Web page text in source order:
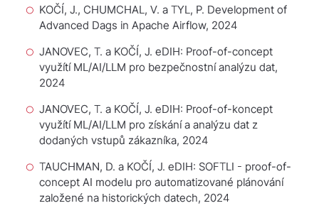
KOČÍ, J., CHUMCHAL, V. a TYL, P. Development of
Advanced Dags in Apache Airflow, 2024
JANOVEC, T. a KOČÍ, J. eDIH: Proof-of-concept
využítí ML/AI/LLM pro bezpečnostní analýzu dat,
2024
JANOVEC, T. a KOČÍ, J. eDIH: Proof-of-koncept
využítí ML/AI/LLM pro získání a analýzu dat z
dodaných vstupů zákazníka, 2024
TAUCHMAN, D. a KOČÍ, J. eDIH: SOFTLI - proof-of-
concept AI modelu pro automatizované plánování
založené na historických datech, 2024